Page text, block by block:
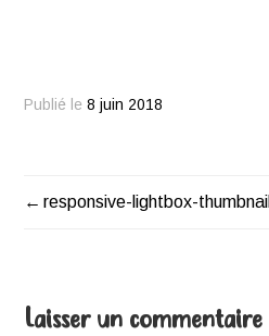
Publié le8 juin 2018
Navigation
l’article
responsive-lightbox-thumbnail
Laisser un commentaire